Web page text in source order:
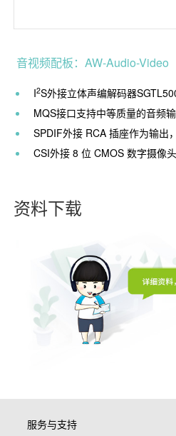
音视频配板：AW-Audio-Video
I2S外接立体声编解码器
MQS接口支持中等质量的音频
SPDIF外接 RCA 插座作为输出
CSI外接 8 位 CMOS 数字摄像
资料下载
服务与支持